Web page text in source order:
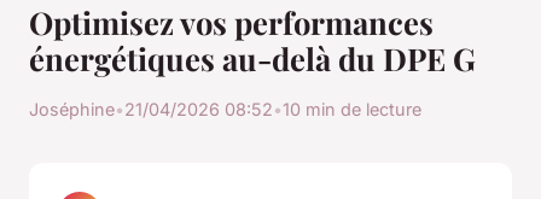
Optimisez vos performances
énergétiques au-delà du DPE G
Joséphine•21/04/2026 08:52•10 min de lecture